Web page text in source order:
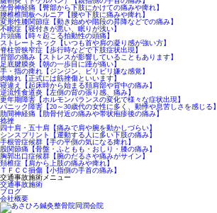
坐骨神経痛【臀部から下肢にかけての痛みや痺れ】
腰椎椎間板ヘルニア【腰や下肢に痛みや痺れ】
変形性膝関節症【動き始めや階段の昇降などでの痛み】
不眠症【寝付きが悪い、眠りが浅い】
片頭痛【時々起こる拍動性の頭痛】
ストレートネック【いつも首や肩の凝り感が強い方】
脊柱管狭窄症【歩行時などで下肢症状出現】
背部の痛み【ストレスが影響していることもあります】
足底腱膜炎【朝の一歩目に踵が痛い】
手・指の痺れ【ジンジン、ビリビリ嫌な感覚】
肉離れ【正式には筋挫傷といいます】
寝違え【起床時から始まる頚肩部や背中の痛み】
逆流性食道炎【左側の背の張り感、痛み】
更年期障害【ホルモンバランスの変化で様々な症状出現】
パニック障害【20～30歳代の女性に多く、動悸や息苦しさを感じる】
肋間神経痛【肋骨付近の痛みや帯状疱疹後の痛み】
捻挫
四十肩・五十肩【痛みで肩や腕を動かしづらい】
シンスプリント【運動する人に多い下肢の痛み】
手根管症候群【手の平側の気になる痺れ】
股関節痛【骨盤・ふともも・おしり・膝の痛み】
胸郭出口症候群【腕のだるさや痛みがサイン】
頚椎症【肩から上肢の痛みや痺れ】
ＴＦＣＣ損傷【小指側の手首の痛み】
交通事故施術メニュー
交通事故施術
ブログ
会社概要